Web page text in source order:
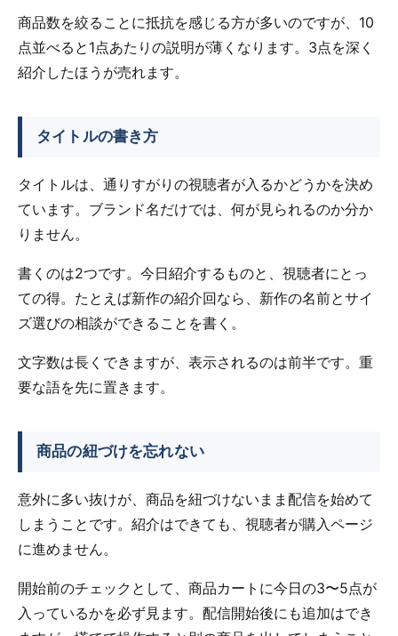
商品数を絞ることに抵抗を感じる方が多いのですが、10
点並べると1点あたりの説明が薄くなります。3点を深く
紹介したほうが売れます。
タイトルの書き方
タイトルは、通りすがりの視聴者が入るかどうかを決め
ています。ブランド名だけでは、何が見られるのか分か
りません。
書くのは2つです。今日紹介するものと、視聴者にとっ
ての得。たとえば新作の紹介回なら、新作の名前とサイ
ズ選びの相談ができることを書く。
文字数は長くできますが、表示されるのは前半です。重
要な語を先に置きます。
商品の紐づけを忘れない
意外に多い抜けが、商品を紐づけないまま配信を始めて
しまうことです。紹介はできても、視聴者が購入ページ
に進めません。
開始前のチェックとして、商品カートに今日の3〜5点が
入っているかを必ず見ます。配信開始後にも追加はでき